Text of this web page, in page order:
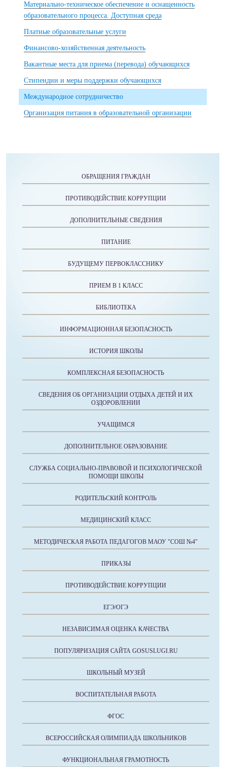
Материально-техническое обеспечение и оснащенность
образовательного процесса. Доступная среда
Платные образовательные услуги
Финансово-хозяйственная деятельность
Вакантные места для приема (перевода) обучающихся
Стипендии и меры поддержки обучающихся
Международное сотрудничество
Организация питания в образовательной организации
ОБРАЩЕНИЯ ГРАЖДАН
ПРОТИВОДЕЙСТВИЕ КОРРУПЦИИ
ДОПОЛНИТЕЛЬНЫЕ СВЕДЕНИЯ
ПИТАНИЕ
БУДУЩЕМУ ПЕРВОКЛАССНИКУ
ПРИЕМ В 1 КЛАСС
БИБЛИОТЕКА
ИНФОРМАЦИОННАЯ БЕЗОПАСНОСТЬ
ИСТОРИЯ ШКОЛЫ
КОМПЛЕКСНАЯ БЕЗОПАСНОСТЬ
СВЕДЕНИЯ ОБ ОРГАНИЗАЦИИ ОТДЫХА ДЕТЕЙ И ИХ
ОЗДОРОВЛЕНИИ
УЧАЩИМСЯ
ДОПОЛНИТЕЛЬНОЕ ОБРАЗОВАНИЕ
СЛУЖБА СОЦИАЛЬНО-ПРАВОВОЙ И ПСИХОЛОГИЧЕСКОЙ
ПОМОЩИ ШКОЛЫ
РОДИТЕЛЬСКИЙ КОНТРОЛЬ
МЕДИЦИНСКИЙ КЛАСС
МЕТОДИЧЕСКАЯ РАБОТА ПЕДАГОГОВ МАОУ "СОШ №4"
ПРИКАЗЫ
ПРОТИВОДЕЙСТВИЕ КОРРУПЦИИ
ЕГЭ/ОГЭ
НЕЗАВИСИМАЯ ОЦЕНКА КАЧЕСТВА
ПОПУЛЯРИЗАЦИЯ САЙТА GOSUSLUGI.RU
ШКОЛЬНЫЙ МУЗЕЙ
ВОСПИТАТЕЛЬНАЯ РАБОТА
ФГОС
ВСЕРОССИЙСКАЯ ОЛИМПИАДА ШКОЛЬНИКОВ
ФУНКЦИОНАЛЬНАЯ ГРАМОТНОСТЬ